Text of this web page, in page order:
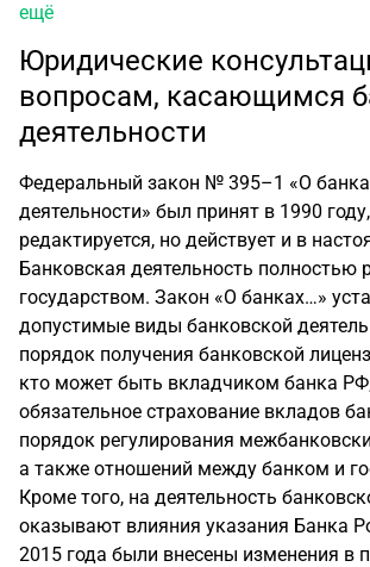
ещё
Юридические
вопросам, касающимся
деятельности
Федеральный закон № 395–1 «О
деятельности» был принят в 1990
редактируется, но действует и в
Банковская деятельность полностью
государством. Закон «О банках…»
допустимые виды банковской
порядок получения банковской
кто может быть вкладчиком банка
обязательное страхование вкладов
порядок регулирования
а также отношений между банком и
Кроме того, на деятельность
оказывают влияния указания Банка
2015 года были внесены изменения в